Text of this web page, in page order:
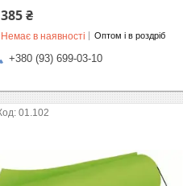
385 ₴
Немає в наявності Оптом і в роздріб
+380 (93) 699-03-10
01.102